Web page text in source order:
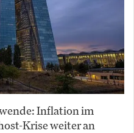
Inflation im
Krise weiter an